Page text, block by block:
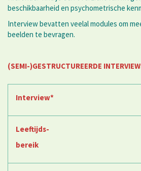
beschikbaarheid en psychometrische
Interview bevatten veelal modules om
beelden te bevragen.
(SEMI-)GESTRUCTUREERDE
Interview*
Leeftijds-
bereik